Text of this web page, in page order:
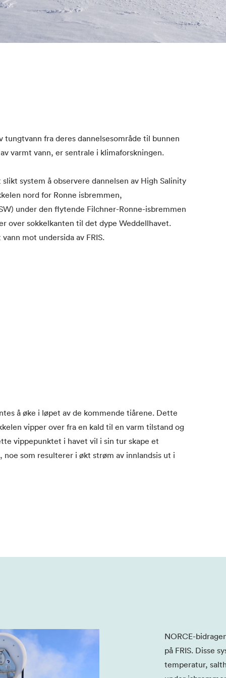
tungtvann fra deres dannelsesområde til bunnen
varmt vann, er sentrale i klimaforskningen.
system å observere dannelsen av High Salinity
nord for Ronne isbremmen,
under den flytende Filchner-Ronne-isbremmen
over sokkelkanten til det dype Weddellhavet.
mot undersida av FRIS.
å øke i løpet av de kommende tiårene. Dette
vipper over fra en kald til en varm tilstand og
vippepunktet i havet vil i sin tur skape et
som resulterer i økt strøm av innlandsis ut i
NORCE-
på FRIS. Disse
temperatur,